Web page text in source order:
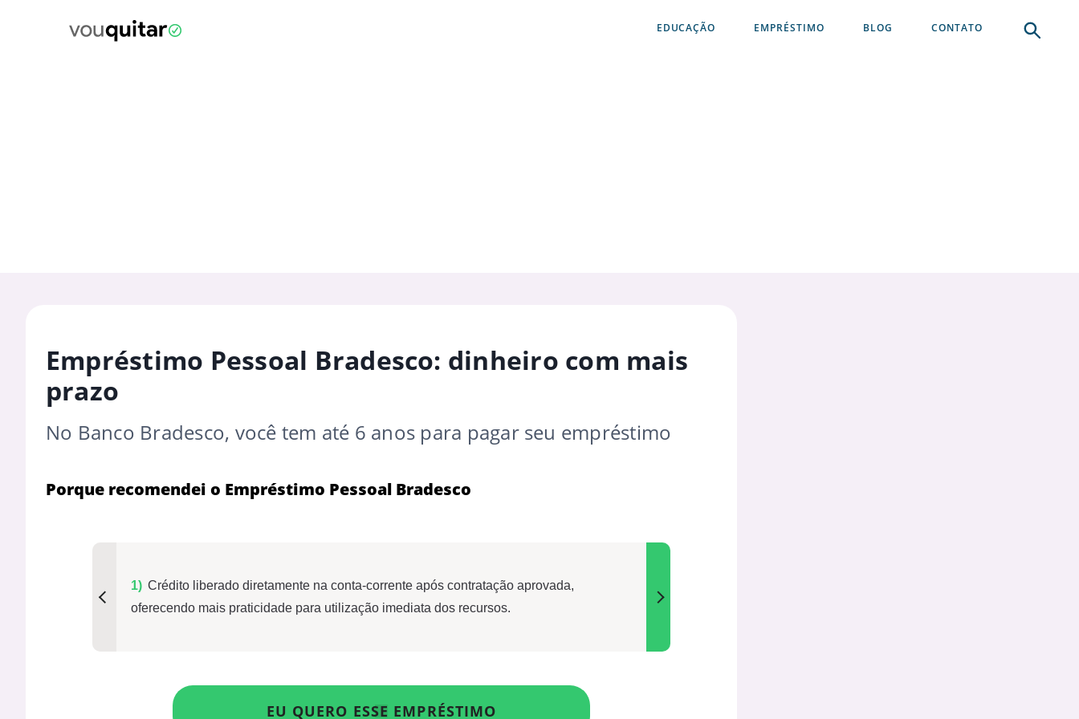
EDUCAÇÃO EMPRÉSTIMO BLOG CONTATO
Empréstimo Pessoal Bradesco: dinheiro com mais
prazo
No Banco Bradesco, você tem até 6 anos para pagar seu empréstimo
Porque recomendei o Empréstimo Pessoal Bradesco
Crédito liberado diretamente na conta-corrente após contratação aprovada,
oferecendo mais praticidade para utilização imediata dos recursos.
EU QUERO ESSE EMPRÉSTIMO